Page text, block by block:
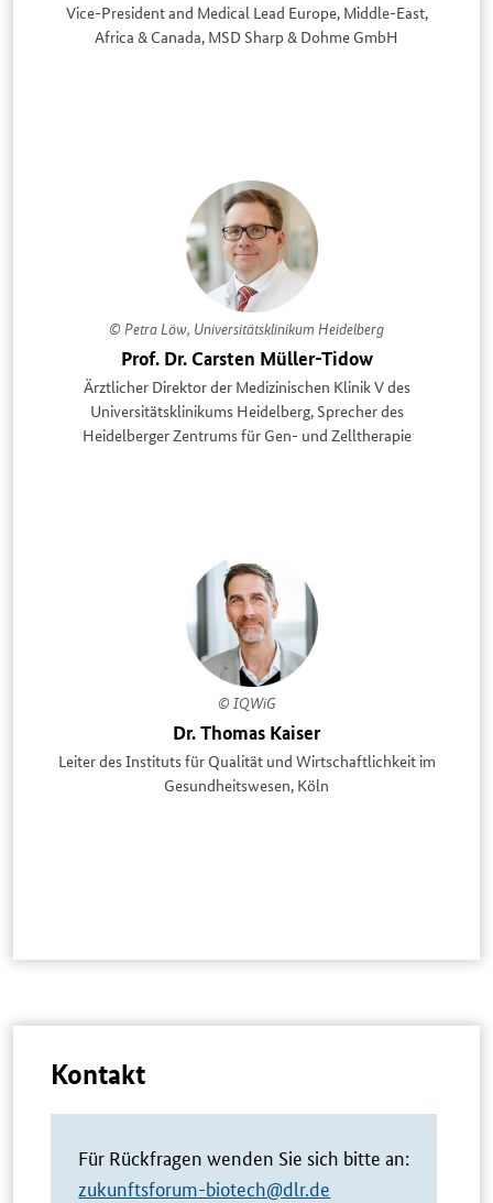
Vice-President and Medical Lead Europe, Middle-East,
Africa & Canada, MSD Sharp & Dohme GmbH
© Petra Löw, Universitätsklinikum Heidelberg
Prof. Dr. Carsten Müller-Tidow
Ärztlicher Direktor der Medizinischen Klinik V des
Universitätsklinikums Heidelberg, Sprecher des
Heidelberger Zentrums für Gen- und Zelltherapie
© IQWiG
Dr. Thomas Kaiser
Leiter des Instituts für Qualität und Wirtschaftlichkeit im
Gesundheitswesen, Köln
Kontakt
Für Rückfragen wenden Sie sich bitte an:
zukunftsforum-biotech@dlr.de